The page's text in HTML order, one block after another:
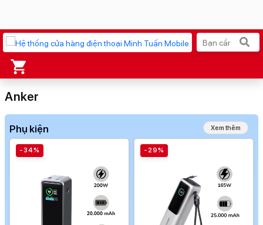
Xu hướng tìm kiếm
AirTag 2 Mới Galaxy Z8 Series
Apple Watch S11 Ốp lưng Pitaka
Osmo Pocket 4 Ốp lưng Apple
Anker
Phụ kiện Xem thêm
-34% -29%